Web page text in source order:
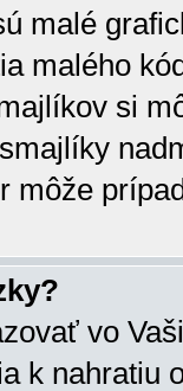
malé
malého
si
môže
vo
k nahratiu